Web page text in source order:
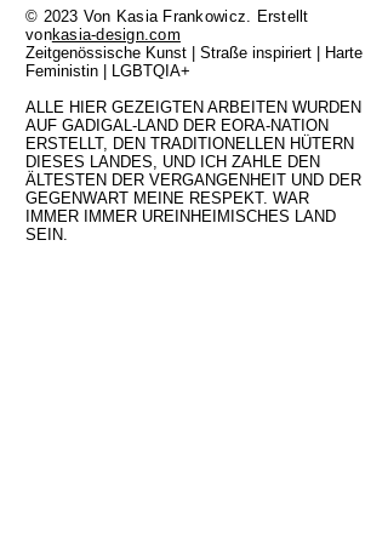
© 2023 Von Kasia Frankowicz. Erstellt
vonkasia-design.com
Zeitgenössische Kunst | Straße inspiriert | Harte
Feministin | LGBTQIA+
ALLE HIER GEZEIGTEN ARBEITEN WURDEN
AUF GADIGAL-LAND DER EORA-NATION
ERSTELLT, DEN TRADITIONELLEN HÜTERN
DIESES LANDES, UND ICH ZAHLE DEN
ÄLTESTEN DER VERGANGENHEIT UND DER
GEGENWART MEINE RESPEKT. WAR
IMMER IMMER UREINHEIMISCHES LAND
SEIN.